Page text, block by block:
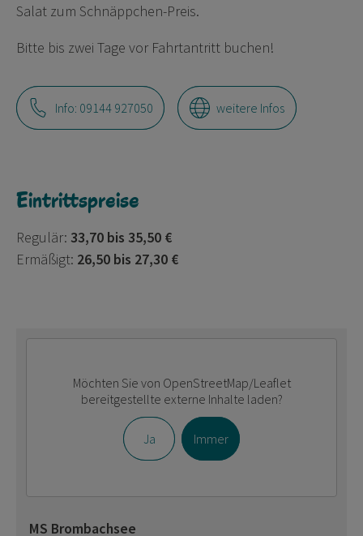
Salat zum Schnäppchen-Preis.
Bitte bis zwei Tage vor Fahrtantritt buchen!
Info: 09144 927050 weitere Infos
Eintrittspreise
Regulär: 33,70 bis 35,50 €
Ermäßigt: 26,50 bis 27,30 €
Möchten Sie von OpenStreetMap/Leaflet
bereitgestellte externe Inhalte laden?
Ja Immer
MS Brombachsee